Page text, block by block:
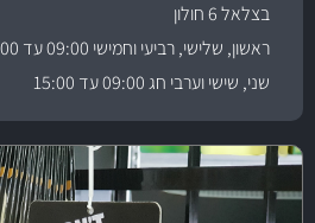
בצלאל 6 חולון
ראשון, שלישי, רביעי וחמישי 09:00 עד 18:00
שני, שישי וערבי חג 09:00 עד 15:00